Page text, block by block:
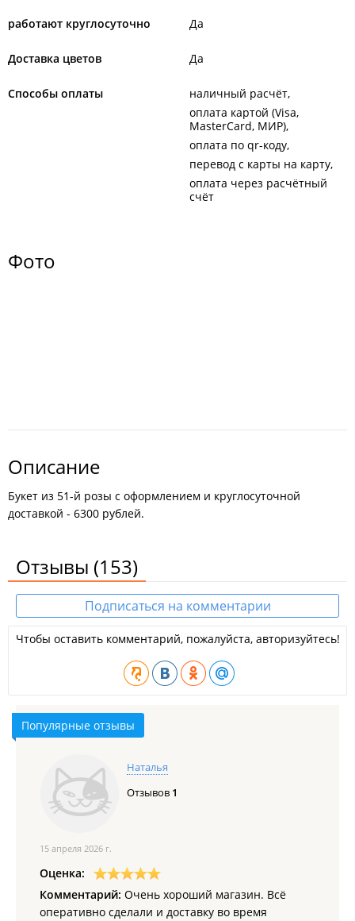
работают круглосуточно Да
Доставка цветов Да
Способы оплаты
наличный расчёт
оплата картой (Visa,
MasterCard, МИР)
оплата по qr-коду
перевод с карты на карту
оплата через расчётный
счёт
Фото
Описание
Букет из 51-й розы с оформлением и круглосуточной
доставкой - 6300 рублей.
Отзывы (153)
Подписаться на комментарии
Чтобы оставить комментарий, пожалуйста, авторизуйтесь!
Популярные отзывы
Наталья
Отзывов 1
15 апреля 2026 г.
Оценка:
Комментарий: Очень хороший магазин. Всё
оперативно сделали и доставку во время